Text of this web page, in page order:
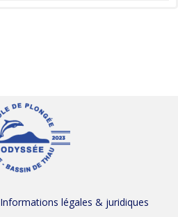
Informations légales & juridiques